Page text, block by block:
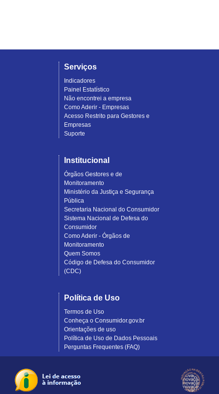
Serviços
Indicadores
Painel Estatístico
Não encontrei a empresa
Como Aderir - Empresas
Acesso Restrito para Gestores e
Empresas
Suporte
Institucional
Órgãos Gestores e de
Monitoramento
Ministério da Justiça e Segurança
Pública
Secretaria Nacional do Consumidor
Sistema Nacional de Defesa do
Consumidor
Como Aderir - Órgãos de
Monitoramento
Quem Somos
Código de Defesa do Consumidor
(CDC)
Política de Uso
Termos de Uso
Conheça o Consumidor.gov.br
Orientações de uso
Política de Uso de Dados Pessoais
Perguntas Frequentes (FAQ)